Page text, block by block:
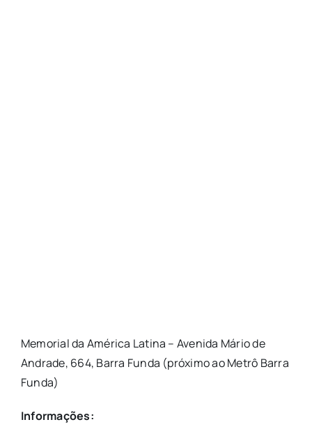
Memorial da América Latina – Avenida Mário de
Andrade, 664, Barra Funda (próximo ao Metrô Barra
Funda)
Informações: